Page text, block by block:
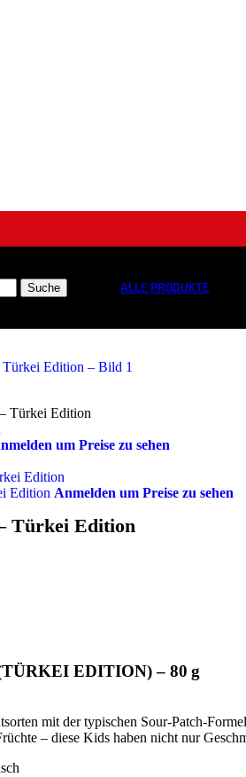
Suche ALLE PRODUKTE
Türkei Edition
um Preise zu sehen
Edition Anmelden um Preise zu sehen
Türkei Edition
EDITION) – 80 g
mit der typischen Sour-Patch-
– diese Kids haben nicht nur